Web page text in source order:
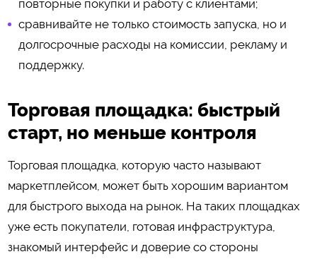
повторные покупки и работу с клиентами;
сравнивайте не только стоимость запуска, но и
долгосрочные расходы на комиссии, рекламу и
поддержку.
Торговая площадка: быстрый
старт, но меньше контроля
Торговая площадка, которую часто называют
маркетплейсом, может быть хорошим вариантом
для быстрого выхода на рынок. На таких площадках
уже есть покупатели, готовая инфраструктура,
знакомый интерфейс и доверие со стороны